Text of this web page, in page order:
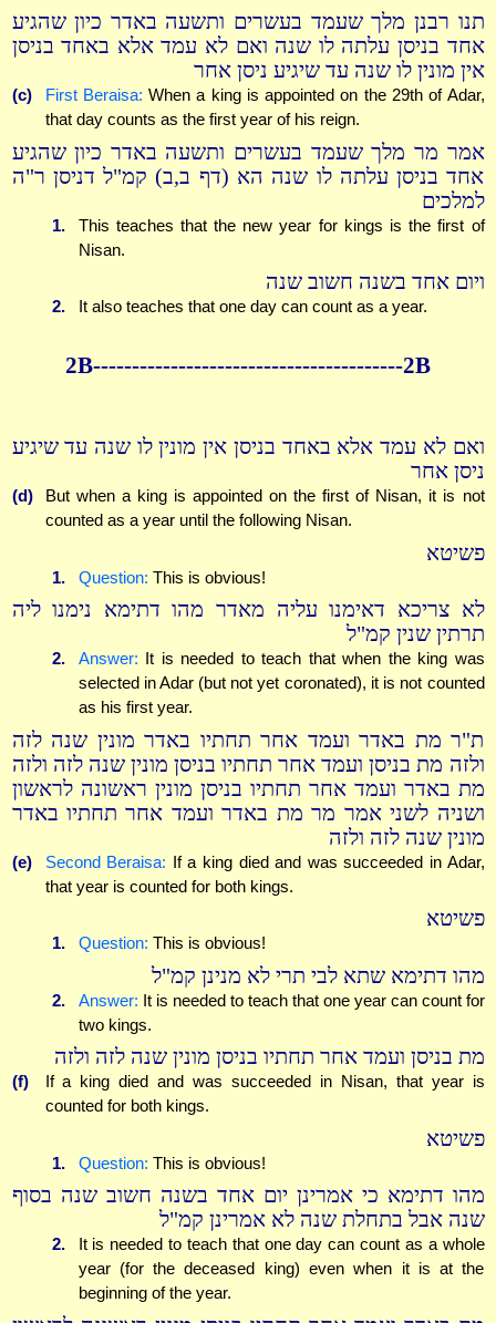
תנו רבנן מלך שעמד בעשרים ותשעה באדר כיון שהגיע
אחד בניסן עלתה לו שנה ואם לא עמד אלא באחד בניסן
אין מונין לו שנה עד שיגיע ניסן אחר
(c) First Beraisa: When a king is appointed on the 29th of Adar,
that day counts as the first year of his reign.
אמר מר מלך שעמד בעשרים ותשעה באדר כיון שהגיע
אחד בניסן עלתה לו שנה הא (דף ב,ב) קמ"ל דניסן ר"ה
למלכים
1.
This teaches that the new year for kings is the first of
Nisan.
ויום אחד בשנה חשוב שנה
2. It also teaches that one day can count as a year.
2B----------------------------------------2B
ואם לא עמד אלא באחד בניסן אין מונין לו שנה עד שיגיע
ניסן אחר
(d)
But when a king is appointed on the first of Nisan, it is not
counted as a year until the following Nisan.
פשיטא
1. Question: This is obvious!
לא צריכא דאימנו עליה מאדר מהו דתימא נימנו ליה
תרתין שנין קמ"ל
2. Answer: It is needed to teach that when the king was
selected in Adar (but not yet coronated), it is not counted
as his first year.
ת"ר מת באדר ועמד אחר תחתיו באדר מונין שנה לזה
ולזה מת בניסן ועמד אחר תחתיו בניסן מונין שנה לזה ולזה
מת באדר ועמד אחר תחתיו בניסן מונין ראשונה לראשון
ושניה לשני אמר מר מת באדר ועמד אחר תחתיו באדר
מונין שנה לזה ולזה
(e) Second Beraisa: If a king died and was succeeded in Adar,
that year is counted for both kings.
פשיטא
1. Question: This is obvious!
מהו דתימא שתא לבי תרי לא מנינן קמ"ל
2. Answer: It is needed to teach that one year can count for
two kings.
מת בניסן ועמד אחר תחתיו בניסן מונין שנה לזה ולזה
(f)
If a king died and was succeeded in Nisan, that year is
counted for both kings.
פשיטא
1. Question: This is obvious!
מהו דתימא כי אמרינן יום אחד בשנה חשוב שנה בסוף
שנה אבל בתחלת שנה לא אמרינן קמ"ל
2.
It is needed to teach that one day can count as a whole
year (for the deceased king) even when it is at the
beginning of the year.